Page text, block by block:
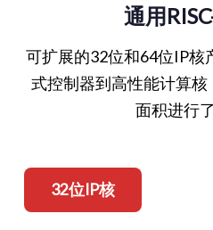
通用
可扩展的32位和64位IP
式控制器到高性能计算
面积进行
32位IP核